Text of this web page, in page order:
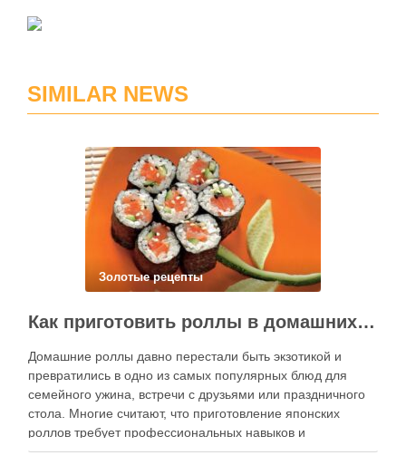
SIMILAR NEWS
Золотые рецепты
Как приготовить роллы в домашних условиях?
Домашние роллы давно перестали быть экзотикой и
превратились в одно из самых популярных блюд для
семейного ужина, встречи с друзьями или праздничного
стола. Многие считают, что приготовление японских
роллов требует профессиональных навыков и
специального оборудования, однако на практике сделать